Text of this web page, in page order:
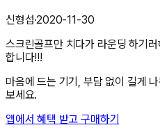
신형섭·2020-11-30
스크린골프만 치다가 라운딩 하기
합니다!!!
마음에 드는 기기, 부담 없이 길게
보세요.
앱에서 혜택 받고 구매하기